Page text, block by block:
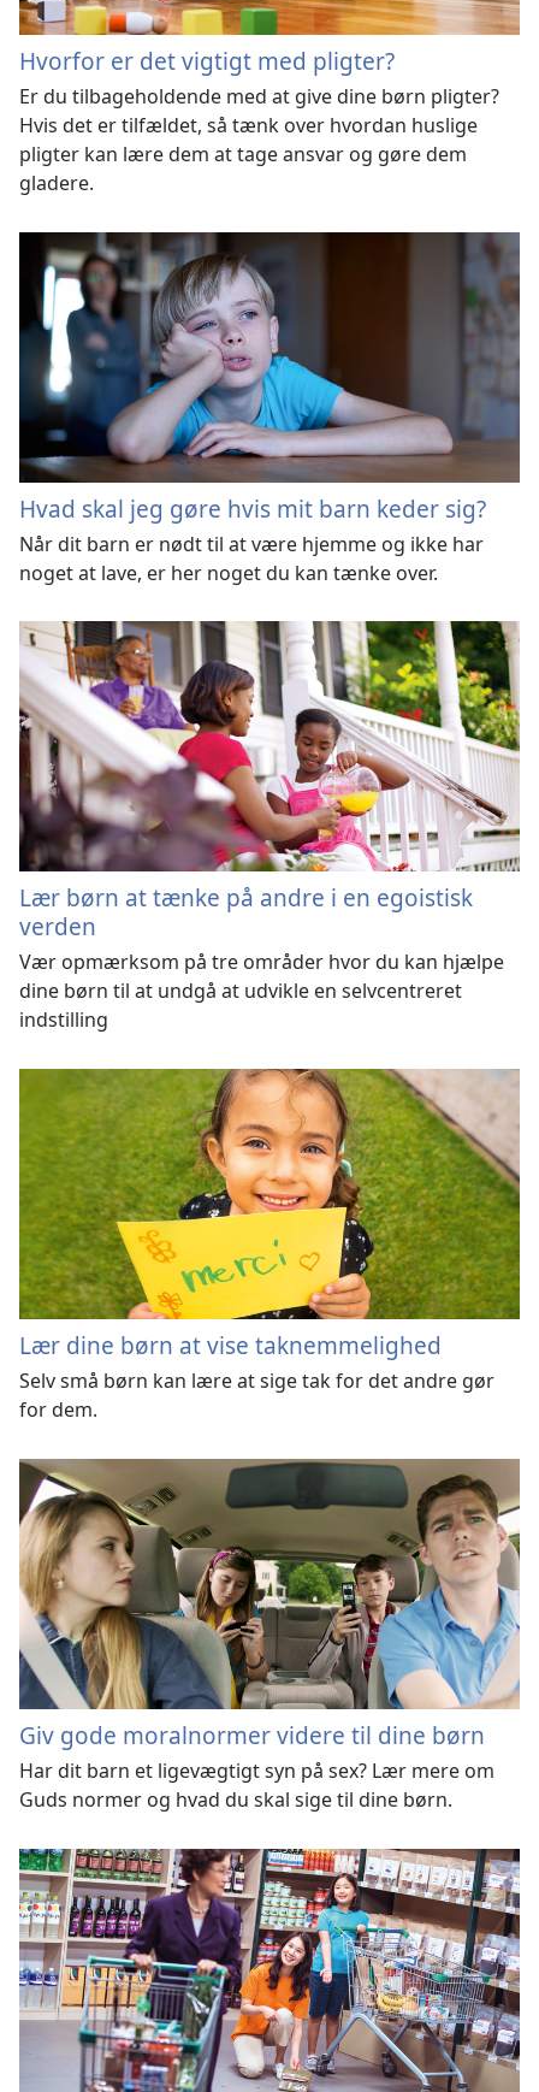
Hvorfor er det vigtigt med pligter?
Er du tilbageholdende med at give dine børn pligter?
Hvis det er tilfældet, så tænk over hvordan huslige
pligter kan lære dem at tage ansvar og gøre dem
gladere.
Hvad skal jeg gøre hvis mit barn keder sig?
Når dit barn er nødt til at være hjemme og ikke har
noget at lave, er her noget du kan tænke over.
Lær børn at tænke på andre i en egoistisk
verden
Vær opmærksom på tre områder hvor du kan hjælpe
dine børn til at undgå at udvikle en selvcentreret
indstilling
Lær dine børn at vise taknemmelighed
Selv små børn kan lære at sige tak for det andre gør
for dem.
Giv gode moralnormer videre til dine børn
Har dit barn et ligevægtigt syn på sex? Lær mere om
Guds normer og hvad du skal sige til dine børn.